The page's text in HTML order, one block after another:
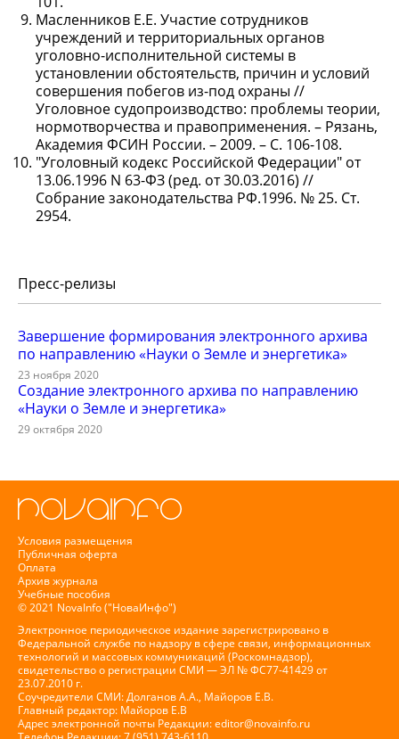
Масленников Е.Е. Участие сотрудников
учреждений и территориальных органов
уголовно-исполнительной системы в
установлении обстоятельств, причин и условий
совершения побегов из-под охраны //
Уголовное судопроизводство: проблемы теории,
нормотворчества и правоприменения. – Рязань,
Академия ФСИН России. – 2009. – С. 106-108.
"Уголовный кодекс Российской Федерации" от
13.06.1996 N 63-ФЗ (ред. от 30.03.2016) //
Собрание законодательства РФ.1996. № 25. Ст.
2954.
Пресс-релизы
Завершение формирования электронного архива
по направлению «Науки о Земле и энергетика»
23 ноября 2020
Создание электронного архива по направлению
«Науки о Земле и энергетика»
29 октября 2020
Условия размещения
Публичная оферта
Оплата
Архив журнала
Учебные пособия
© 2021 NovaInfo ("НоваИнфо")
Электронное периодическое издание зарегистрировано в
Федеральной службе по надзору в сфере связи, информационных
технологий и массовых коммуникаций (Роскомнадзор),
свидетельство о регистрации СМИ — ЭЛ № ФС77-41429 от
23.07.2010 г.
Соучредители СМИ: Долганов А.А., Майоров Е.В.
Главный редактор: Майоров Е.В
Адрес электронной почты Редакции:editor@novainfo.ru